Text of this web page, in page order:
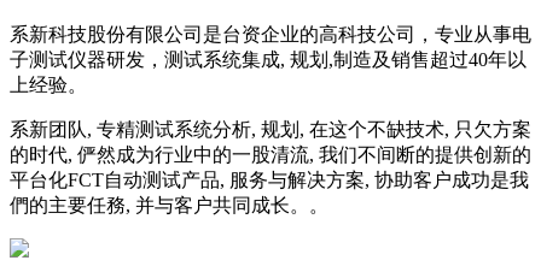
系新科技股份有限公司是台资企业的高科技公司，专业从事电
子测试仪器研发，测试系统集成, 规划,制造及销售超过40年以
上经验。
系新团队, 专精测试系统分析, 规划, 在这个不缺技术, 只欠方案
的时代, 俨然成为行业中的一股清流, 我们不间断的提供创新的
平台化FCT自动测试产品, 服务与解决方案, 协助客户成功是我
們的主要任務, 并与客户共同成长。。